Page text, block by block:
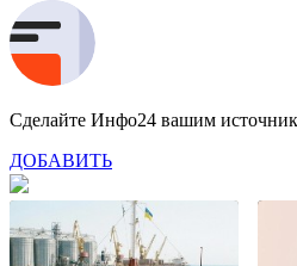
Сделайте Инфо24 вашим
ДОБАВИТЬ